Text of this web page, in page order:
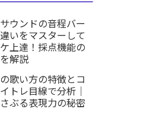
ウンドの音程バー
いをマスターして
上達！採点機能の
解説
歌い方の特徴とコ
トレ目線で分析｜
ぶる表現力の秘密